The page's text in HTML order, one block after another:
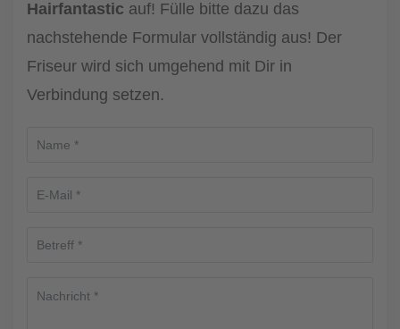
Hairfantastic auf! Fülle bitte dazu das
nachstehende Formular vollständig aus! Der
Friseur wird sich umgehend mit Dir in
Verbindung setzen.